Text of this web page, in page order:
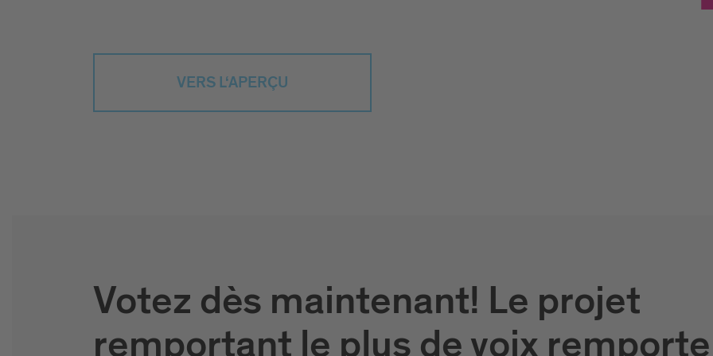
VERS L‘APERÇU
Votez dès maintenant! Le projet
remportant le plus de voix